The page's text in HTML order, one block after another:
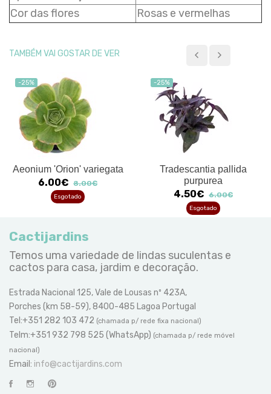
Cor das flores
Rosas e vermelhas
TAMBÉM VAI GOSTAR DE VER
-25%
Aeonium 'Orion' variegata
6.00€ 8.00€
Esgotado
-25%
Tradescantia pallida
purpurea
4.50€ 6.00€
Esgotado
Cactijardins
Temos uma variedade de lindas suculentas e
cactos para casa, jardim e decoração.
Estrada Nacional 125, Vale de Lousas nº 423A,
Porches (km 58-59), 8400-485 Lagoa Portugal
Tel:+351 282 103 472 (chamada p/ rede fixa nacional)
Telm:+351 932 798 525 (WhatsApp) (chamada p/ rede móvel
nacional)
Email: info@cactijardins.com